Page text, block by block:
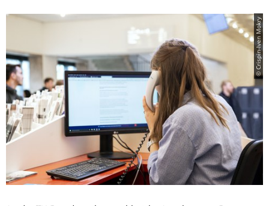
© Crispin-Iven Mokry